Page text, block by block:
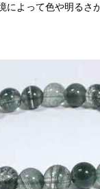
によって色や明るさ